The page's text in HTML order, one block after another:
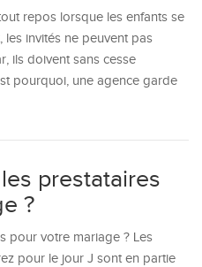
repos lorsque les enfants se
les invités ne peuvent pas
ils doivent sans cesse
pourquoi, une agence garde
prestataires
?
pour votre mariage ? Les
pour le jour J sont en partie